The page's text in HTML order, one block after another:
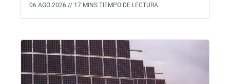
06 AGO 2026 // 17 MINS TIEMPO DE LECTURA